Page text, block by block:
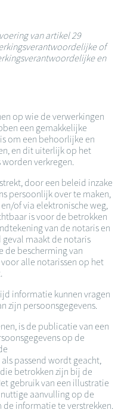
van artikel 29
of
en
op wie de verwerkingen
een gemakkelijke
om een behoorlijke en
en dit uiterlijk op het
verkregen.
door een beleid inzake
persoonlijk over te maken,
of via elektronische weg,
is voor de betrokken
van de notaris en
maakt de notaris
de bescherming van
alle notarissen op het
informatie kunnen vragen
zijn persoonsgegevens.
is de publicatie van een
op de
passend wordt geacht,
betrokken zijn bij de
gebruik van een illustratie
aanvulling op de
informatie te verstrekken.